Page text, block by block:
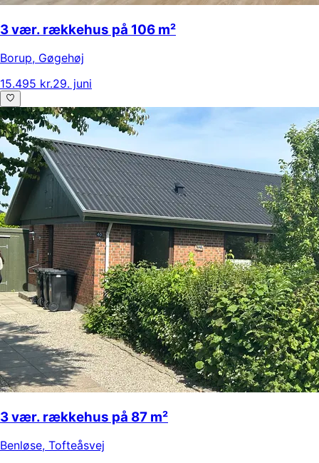
3 vær. rækkehus på 106 m²
Borup, Gøgehøj
15.495 kr.29. juni
3 vær. rækkehus på 87 m²
Benløse, Tofteåsvej